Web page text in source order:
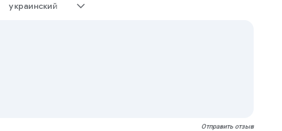
украинский
Отправить отзыв